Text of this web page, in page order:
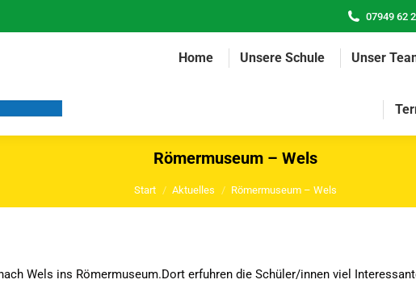
07949 62
Home Unsere Schule Unser
Römermuseum – Wels
Start Aktuelles Römermuseum – Wels
Wels ins Römermuseum.Dort erfuhren die Schüler/innen viel